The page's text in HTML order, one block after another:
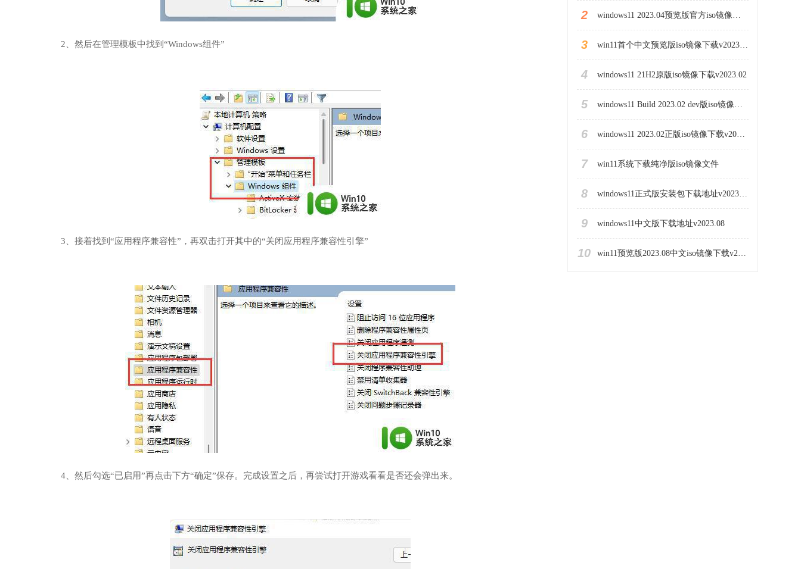
2、然后在管理模板中找到“Windows组件”
3、接着找到“应用程序兼容性”，再双击打开其中的“关闭应用程序兼容性引擎”
4、然后勾选“已启用”再点击下方“确定”保存。完成设置之后，再尝试打开游戏看看是否还会弹出来。
2 windows11 2023.04预览版官方iso镜像下载
3 win11首个中文预览版iso镜像下载v2023.03
4 windows11 21H2原版iso镜像下载v2023.02
5 windows11 Build 2023.02 dev版iso镜像下载地址
6 windows11 2023.02正版iso镜像下载v2023.02
7 win11系统下载纯净版iso镜像文件
8 windows11正式版安装包下载地址v2023.10
9 windows11中文版下载地址v2023.08
10 win11预览版2023.08中文iso镜像下载v2023.08